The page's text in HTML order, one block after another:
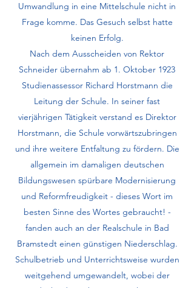
Umwandlung in eine Mittelschule nicht in
Frage komme. Das Gesuch selbst hatte
keinen Erfolg.
Nach dem Ausscheiden von Rektor
Schneider übernahm ab 1. Oktober 1923
Studienassessor Richard Horstmann die
Leitung der Schule. In seiner fast
vierjährigen Tätigkeit verstand es Direktor
Horstmann, die Schule vor­wärtszubringen
und ihre weitere Entfaltung zu fördern. Die
allgemein im damaligen deutschen
Bildungswesen spürbare Modernisierung
und Reformfreudigkeit - dieses Wort im
besten Sinne des Wortes gebraucht! -
fanden auch an der Realschule in Bad
Bramstedt einen günstigen Nieder­schlag.
Schulbetrieb und Unterrichtsweise wurden
weitgehend umgewan­delt, wobei der